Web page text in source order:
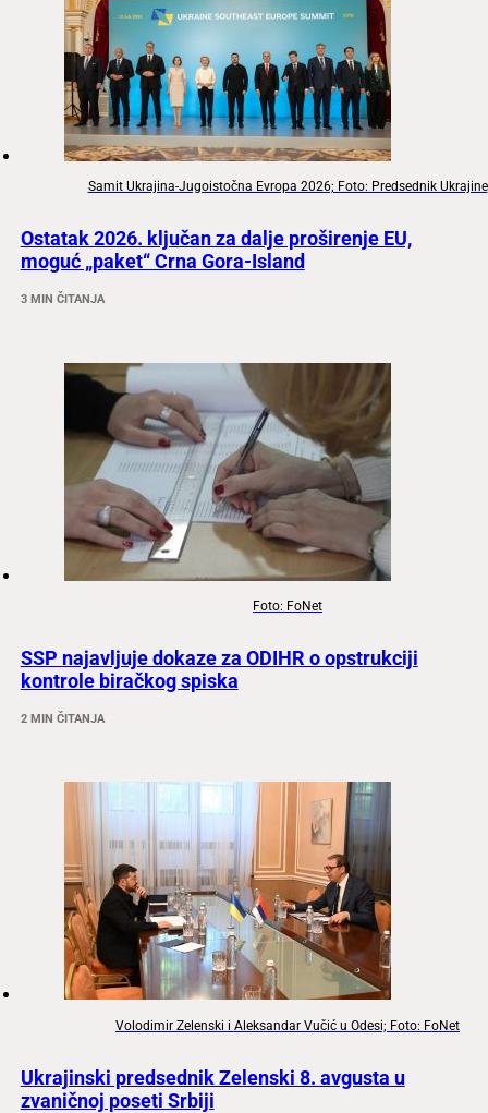
Samit Ukrajina-Jugoistočna Evropa 2026; Foto: Predsednik Ukrajine
Ostatak 2026. ključan za dalje proširenje EU,
moguć „paket“ Crna Gora-Island
3 MIN ČITANJA
Foto: FoNet
SSP najavljuje dokaze za ODIHR o opstrukciji
kontrole biračkog spiska
2 MIN ČITANJA
Volodimir Zelenski i Aleksandar Vučić u Odesi; Foto: FoNet
Ukrajinski predsednik Zelenski 8. avgusta u
zvaničnoj poseti Srbiji